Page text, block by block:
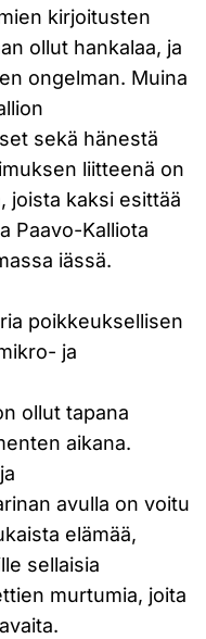
kirjoitusten
ollut hankalaa, ja
ongelman. Muina
sekä hänestä
liitteenä on
joista kaksi esittää
Paavo-Kalliota
iässä.
poikkeuksellisen
ja
ollut tapana
aikana.
avulla on voitu
elämää,
sellaisia
murtumia, joita